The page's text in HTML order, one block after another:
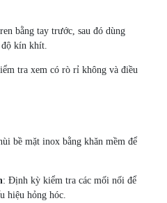
bằng tay trước, sau đó dùng
độ kín khít.
tra xem có rò rỉ không và điều
bề mặt inox bằng khăn mềm để
: Định kỳ kiểm tra các mối nối để
hiệu hỏng hóc.